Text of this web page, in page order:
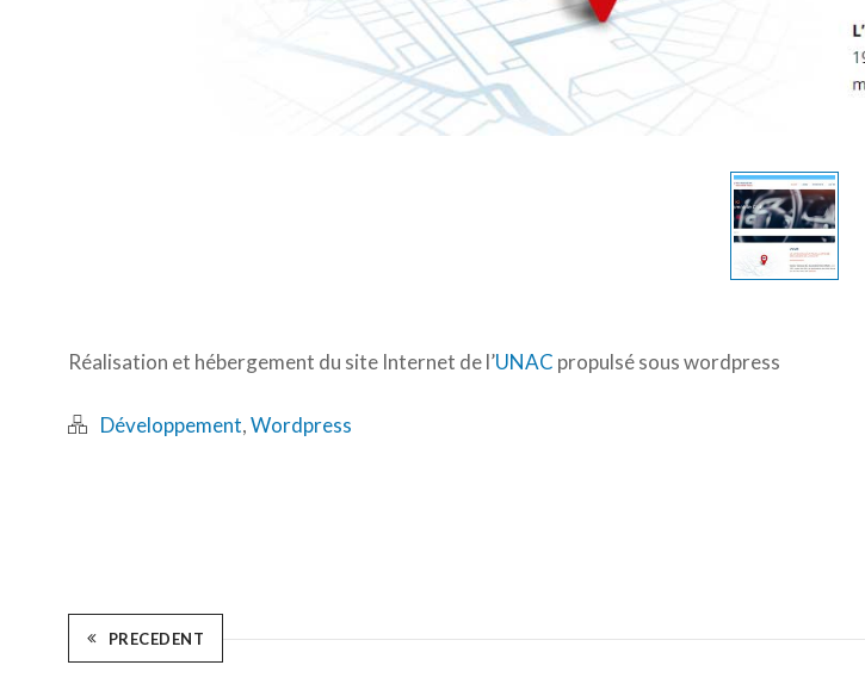
Réalisation et hébergement du site Internet de l’UNAC propulsé sous wordpress
Développement,Wordpress
PRECEDENT